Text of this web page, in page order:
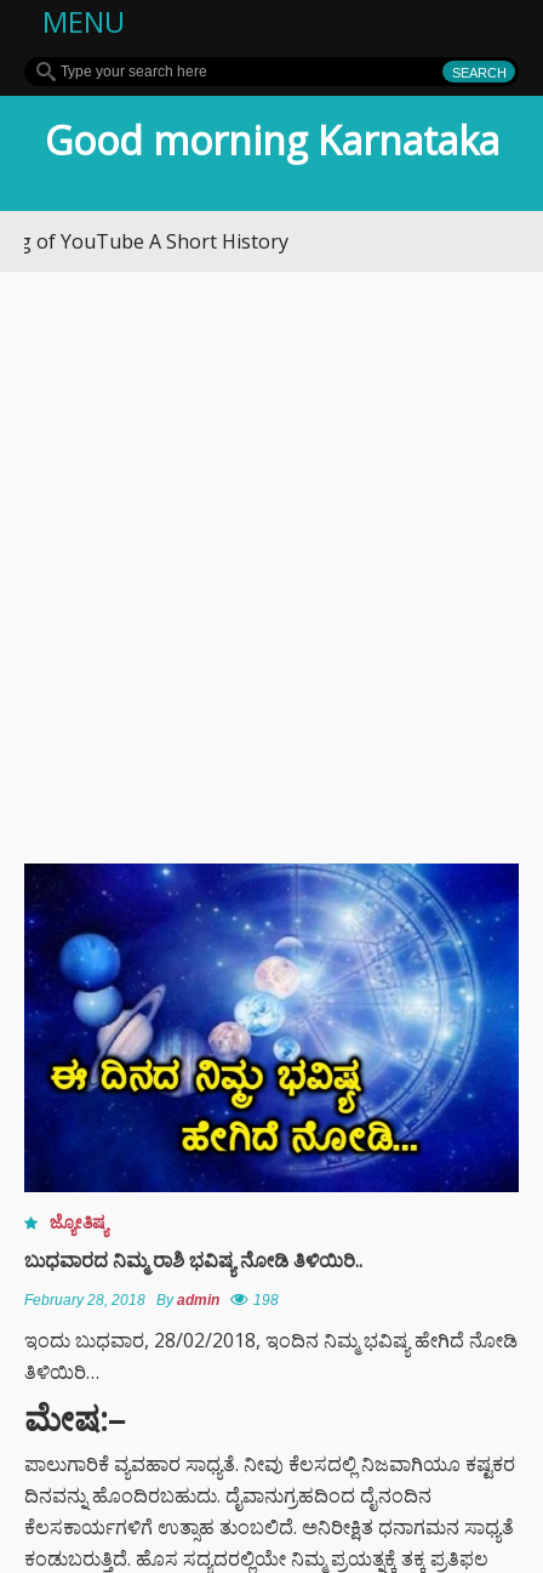
MENU
Good morning Karnataka
A Short History
ಜ್ಯೋತಿಷ್ಯ
ಬುಧವಾರದ ನಿಮ್ಮ ರಾಶಿ ಭವಿಷ್ಯ ನೋಡಿ ತಿಳಿಯಿರಿ..
February 28, 2018 Byadmin 198
ಇಂದು ಬುಧವಾರ, 28/02/2018, ಇಂದಿನ ನಿಮ್ಮ ಭವಿಷ್ಯ ಹೇಗಿದೆ ನೋಡಿ
ತಿಳಿಯಿರಿ…
ಮೇಷ:–
ಪಾಲುಗಾರಿಕೆ ವ್ಯವಹಾರ ಸಾಧ್ಯತೆ. ನೀವು ಕೆಲಸದಲ್ಲಿ ನಿಜವಾಗಿಯೂ ಕಷ್ಟಕರ
ದಿನವನ್ನು ಹೊಂದಿರಬಹುದು. ದೈವಾನುಗ್ರಹದಿಂದ ದೈನಂದಿನ
ಕೆಲಸಕಾರ್ಯಗಳಿಗೆ ಉತ್ಸಾಹ ತುಂಬಲಿದೆ. ಅನಿರೀಕ್ಷಿತ ಧನಾಗಮನ ಸಾಧ್ಯತೆ
ಕಂಡುಬರುತ್ತಿದೆ. ಹೊಸ ಸದ್ಯದರಲ್ಲಿಯೇ ನಿಮ್ಮ ಪ್ರಯತ್ನಕ್ಕೆ ತಕ್ಕ ಪ್ರತಿಫಲ